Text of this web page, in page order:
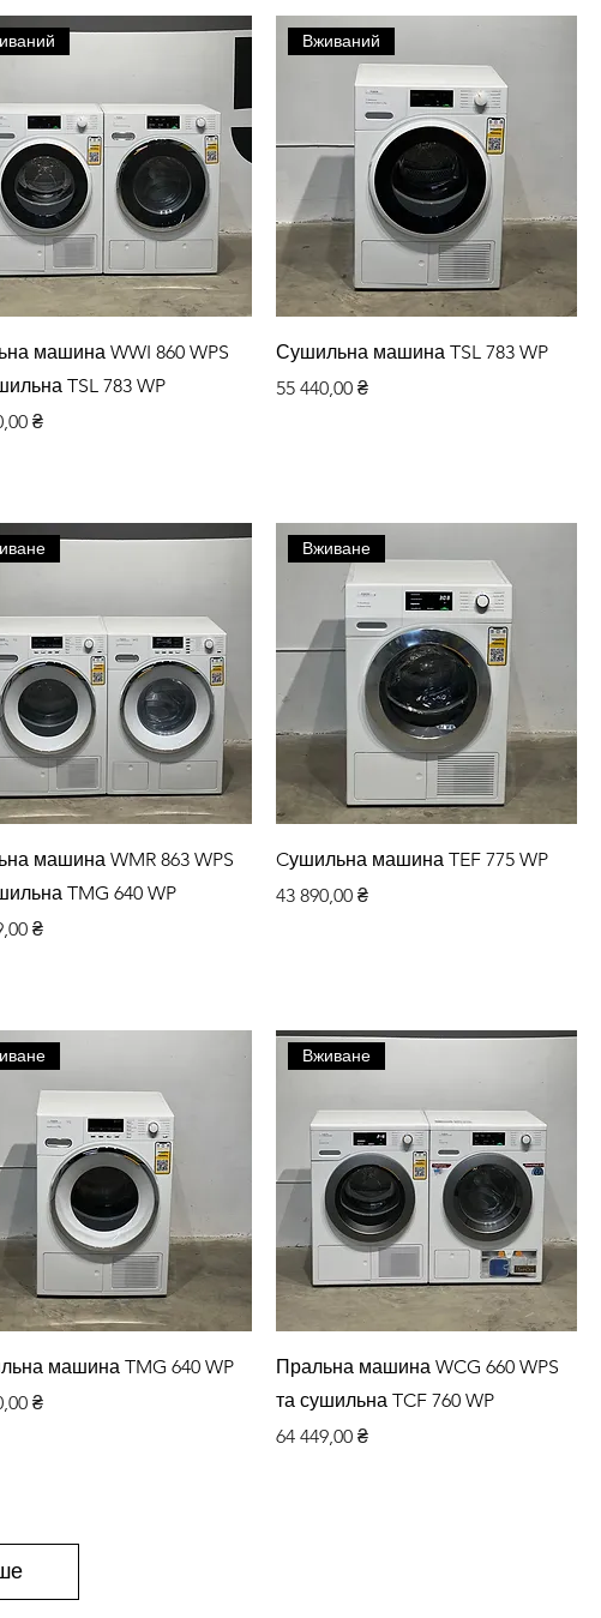
Швидкий перегляд
машина WWI 860 WPS
TSL 783 WP
₴
Швидкий перегляд
Вживаний
Сушильна машина TSL 783 WP
Ціна
55 440,00 ₴
Швидкий перегляд
машина WMR 863 WPS
TMG 640 WP
₴
Швидкий перегляд
Вживане
Cушильна машина TEF 775 WP
Ціна
43 890,00 ₴
Швидкий перегляд
машина TMG 640 WP
₴
Швидкий перегляд
Вживане
Пральна машина WCG 660 WPS
та сушильна TCF 760 WP
Ціна
64 449,00 ₴